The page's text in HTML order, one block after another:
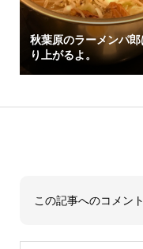
秋葉原のラーメンパ
り上がるよ。
この記事へのコメン